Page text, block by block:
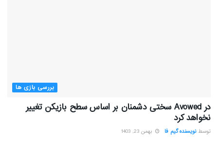
بررسی بازی ها
در Avowed سختی دشمنان بر اساس سطح بازیکن تغییر
نخواهد کرد
توسط نویسنده گیم فا بهمن 23, 1403